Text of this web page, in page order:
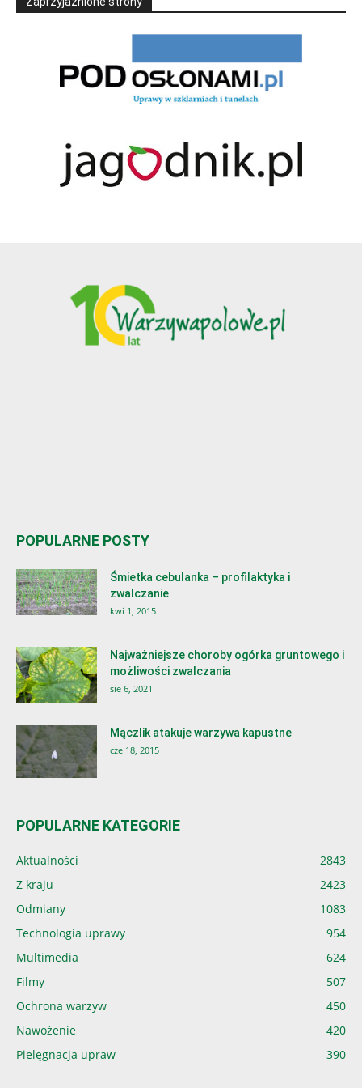
POPULARNE POSTY
Śmietka cebulanka – profilaktyka i
zwalczanie
kwi 1, 2015
Najważniejsze choroby ogórka gruntowego i
możliwości zwalczania
sie 6, 2021
Mączlik atakuje warzywa kapustne
cze 18, 2015
POPULARNE KATEGORIE
Aktualności
2843
Z kraju
2423
Odmiany
1083
Technologia uprawy
954
Multimedia
624
Filmy
507
Ochrona warzyw
450
Nawożenie
420
Pielęgnacja upraw
390